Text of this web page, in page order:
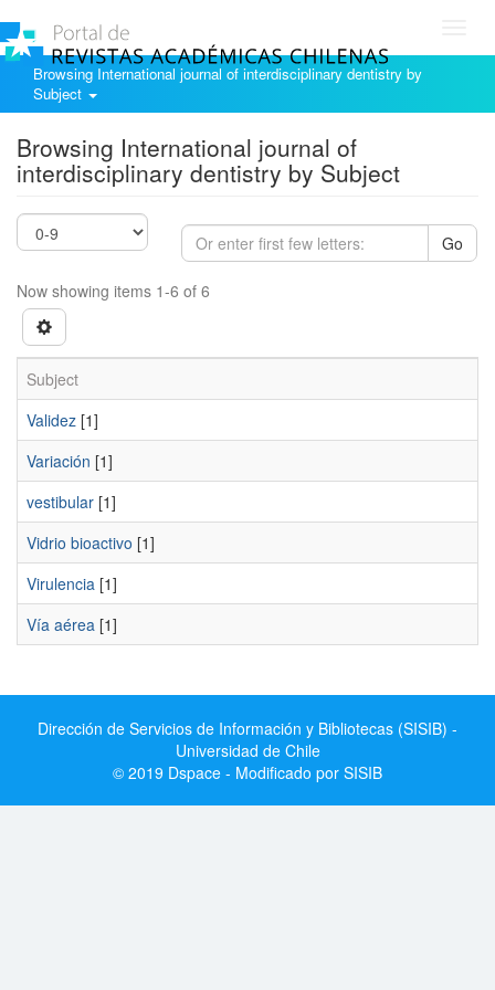
Browsing International journal of interdisciplinary dentistry by
Subject
Browsing International journal of
interdisciplinary dentistry by Subject
Go
Now showing items 1-6 of 6
Subject
Validez [1]
Variación [1]
vestibular [1]
Vidrio bioactivo [1]
Virulencia [1]
Vía aérea [1]
Dirección de Servicios de Información y Bibliotecas (SISIB) -
Universidad de Chile
© 2019 Dspace - Modificado por SISIB